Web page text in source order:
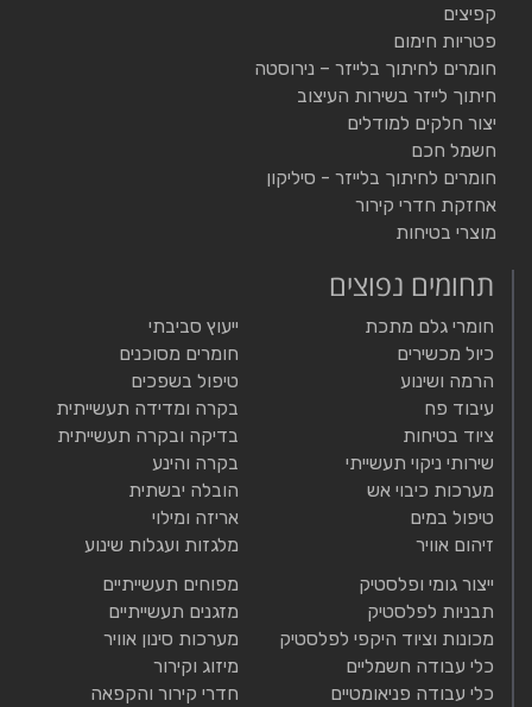
קפיצים
פטריות חימום
חומרים לחיתוך בלייזר – נירוסטה
חיתוך לייזר בשירות העיצוב
יצור חלקים למודלים
חשמל חכם
חומרים לחיתוך בלייזר - סיליקון
אחזקת חדרי קירור
מוצרי בטיחות
תחומים נפוצים
חומרי גלם מתכת
כיול מכשירים
הרמה ושינוע
עיבוד פח
ציוד בטיחות
שירותי ניקוי תעשייתי
מערכות כיבוי אש
טיפול במים
זיהום אוויר
ייעוץ סביבתי
חומרים מסוכנים
טיפול בשפכים
בקרה ומדידה תעשייתית
בדיקה ובקרה תעשייתית
בקרה והינע
הובלה יבשתית
אריזה ומילוי
מלגזות ועגלות שינוע
ייצור גומי ופלסטיק
תבניות לפלסטיק
מכונות וציוד היקפי לפלסטיק
כלי עבודה חשמליים
כלי עבודה פניאומטיים
מפוחים תעשייתיים
מזגנים תעשייתיים
מערכות סינון אוויר
מיזוג וקירור
חדרי קירור והקפאה